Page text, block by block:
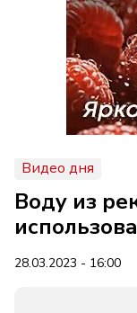
Видео дня
Воду из
28.03.2023 - 16:00